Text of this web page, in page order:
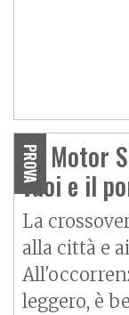
PROVA
QJ Motor
vuoi e il
La
alla città e
leggero, è